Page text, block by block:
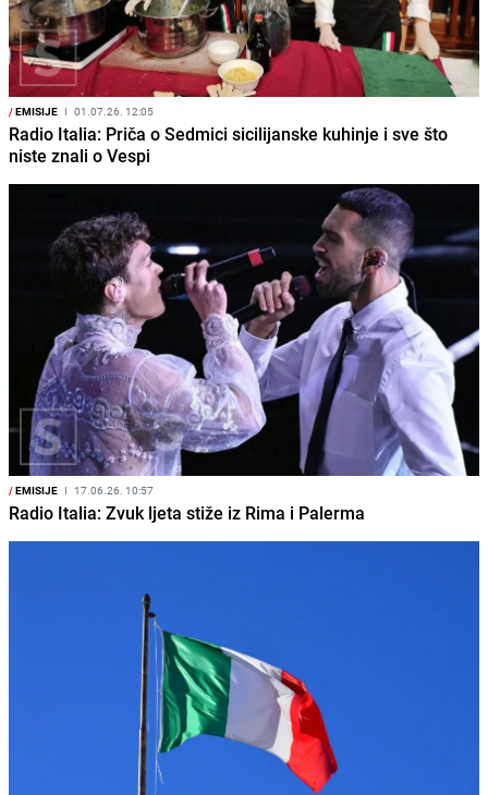
/EMISIJE I 01.07.26. 12:05
Radio Italia: Priča o Sedmici sicilijanske kuhinje i sve što
niste znali o Vespi
/EMISIJE I 17.06.26. 10:57
Radio Italia: Zvuk ljeta stiže iz Rima i Palerma